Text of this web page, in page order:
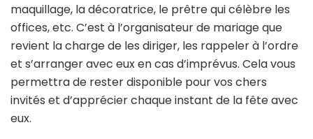
maquillage, la décoratrice, le prêtre qui célèbre les
offices, etc. C’est à l’organisateur de mariage que
revient la charge de les diriger, les rappeler à l’ordre
et s’arranger avec eux en cas d’imprévus. Cela vous
permettra de rester disponible pour vos chers
invités et d’apprécier chaque instant de la fête avec
eux.